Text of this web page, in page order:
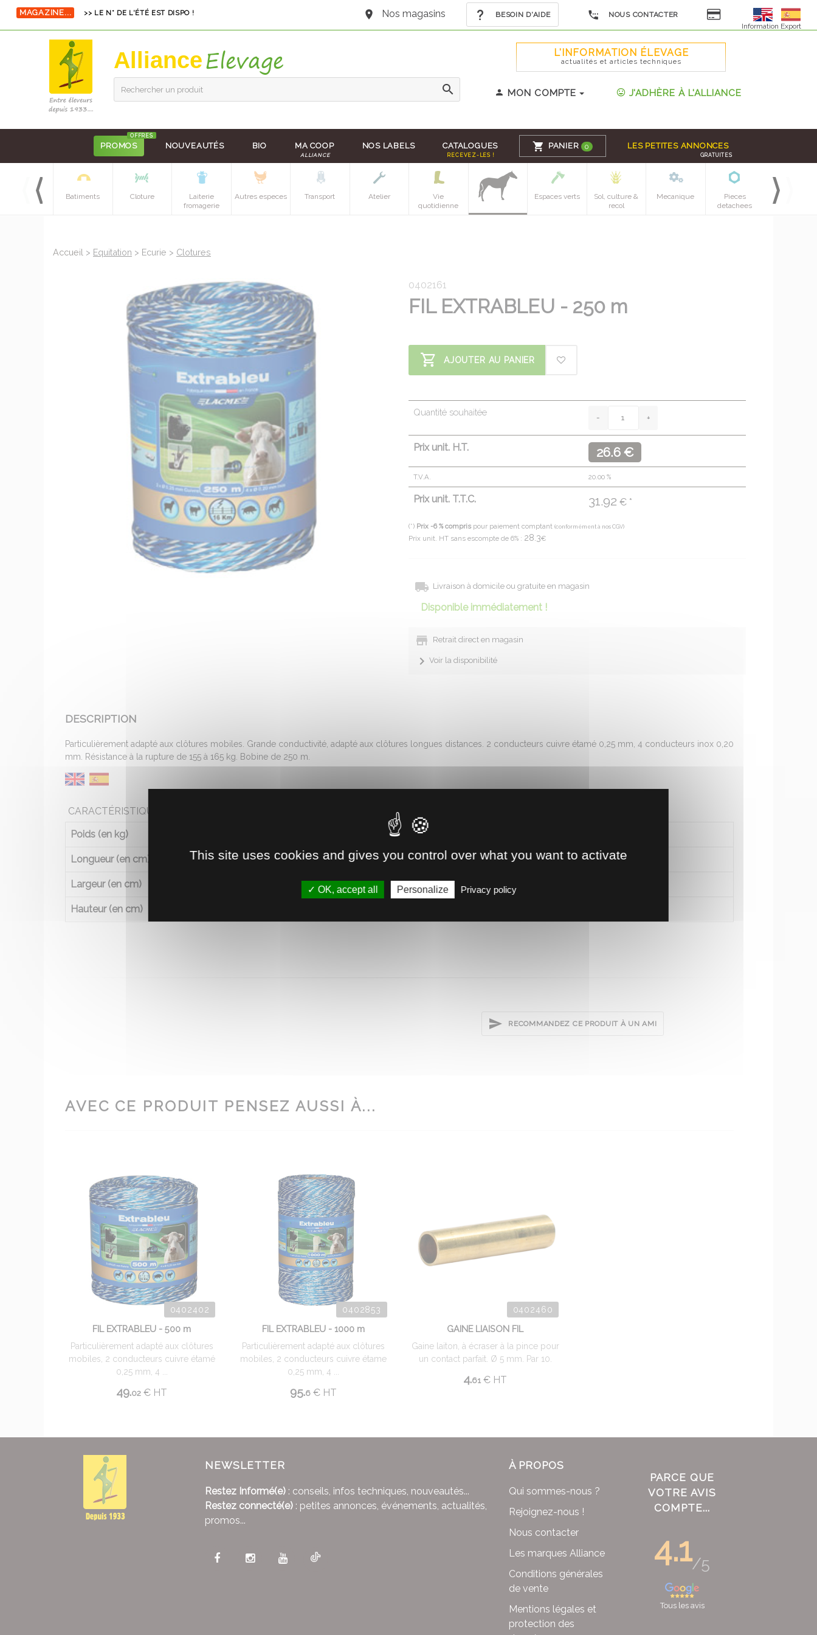
MAGAZINE... Nos magasins BESOIN D'AIDE
NOUS CONTACTER
Information Export
Alliance
Rechercher un produit
L'INFORMATION ÉLEVAGE
actualités et articles techniques
MON COMPTE J'ADHÈRE À L'ALLIANCE
PROMOS
OFFRES
NOUVEAUTÉS BIO MA COOP
ALLIANCE
NOS LABELS CATALOGUES
RECEVEZ-LES !
PANIER 0 LES PETITES ANNONCES
GRATUITES
Equipements
Batiments Cloture
Laiterie
fromagerie
Autres especes Transport Atelier
Vie
quotidienne
Espaces verts
Sol, culture &
recol
Mecanique
Pieces
detachees
Accueil > Equitation > Ecurie > Clotures
0402161
FIL EXTRABLEU - 250 m
AJOUTER AU PANIER
Quantité souhaitée
Prix unit. H.T. 26.6 €
T.V.A. 20.00 %
Prix unit. T.T.C. 31.92 € *
(*) Prix -6 % compris pour paiement comptant (conformément à nos CGV)
Prix unit. HT sans escompte de 6% : 28.3€
Livraison à domicile ou gratuite en magasin
Disponible immédiatement !
Retrait direct en magasin
Voir la disponibilité
DESCRIPTION
Particulièrement adapté aux clôtures mobiles. Grande conductivité, adapté aux clôtures longues distances. 2 conducteurs cuivre étamé 0,25 mm, 4 conducteurs inox 0,20
mm. Résistance à la rupture de 155 à 165 kg. Bobine de 250 m.
CARACTÉRISTIQUES
Poids (en kg)
Longueur (en cm) 11
Largeur (en cm)
Hauteur (en cm)
RECOMMANDEZ CE PRODUIT À UN AMI
AVEC CE PRODUIT PENSEZ AUSSI À...
0402402
FIL EXTRABLEU - 500 m
Particulièrement adapté aux clôtures
mobiles, 2 conducteurs cuivre étamé
0,25 mm, 4 ...
49.02 € HT
0402853
FIL EXTRABLEU - 1000 m
Particulièrement adapté aux clôtures
mobiles, 2 conducteurs cuivre étame
0,25 mm, 4 ...
95.6 € HT
0402460
GAINE LIAISON FIL
Gaine laiton, à écraser à la pince pour
un contact parfait. Ø 5 mm. Par 10.
4.61 € HT
À PROPOS
Qui sommes-nous ?
Rejoignez-nous !
Nous contacter
Les marques Alliance
Conditions générales
de vente
Mentions légales et
protection des
PARCE QUE
VOTRE AVIS
COMPTE...
4.1/5
Tous les avis
NEWSLETTER
Restez Informé(e) : conseils, infos techniques, nouveautés...
Restez connecté(e) : petites annonces, événements, actualités,
promos...
This site uses cookies and gives you control over what you want to activate
OK, accept all Personalize Privacy policy